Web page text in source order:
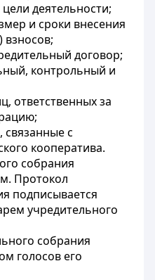
деятельности;
и сроки внесения
договор;
контрольный и
ответственных за
с
кооператива.
собрания
Протокол
подписывается
учредительного
собрания
голосов его